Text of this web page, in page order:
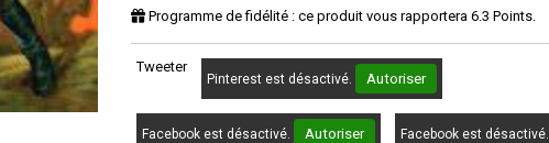
Programme de fidélité : ce produit vous rapportera 6.3 Points.
Tweeter
Pinterest est désactivé. Autoriser
Facebook est désactivé. Autoriser Facebook est désactivé.